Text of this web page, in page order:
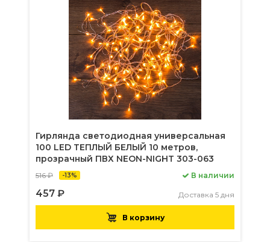
Гирлянда светодиодная универсальная
100 LED ТЕПЛЫЙ БЕЛЫЙ 10 метров,
прозрачный ПВХ NEON-NIGHT 303-063
516 ₽ -13%
457 ₽
В наличии
Доставка 5 дня
В корзину